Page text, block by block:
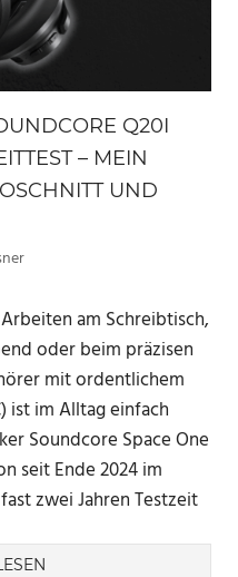
Q20I
– MEIN
UND
am Schreibtisch,
oder beim präzisen
mit ordentlichem
ist im Alltag einfach
Soundcore Space One
seit Ende 2024 im
zwei Jahren Testzeit